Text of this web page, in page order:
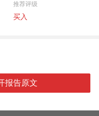
推荐评级
买入
报告原文